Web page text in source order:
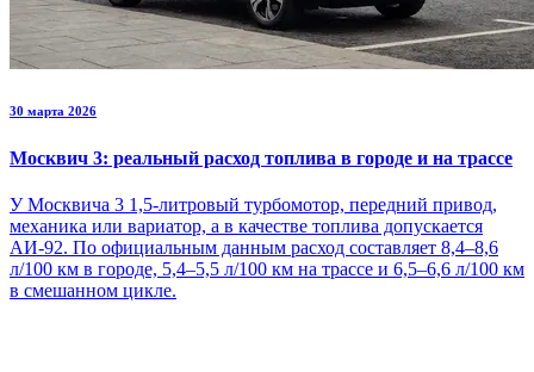
30 марта 2026
Москвич 3: реальный расход топлива в городе и на трассе
У Москвича 3 1,5-литровый турбомотор, передний привод,
механика или вариатор, а в качестве топлива допускается
АИ-92. По официальным данным расход составляет 8,4–8,6
л/100 км в городе, 5,4–5,5 л/100 км на трассе и 6,5–6,6 л/100 км
в смешанном цикле.